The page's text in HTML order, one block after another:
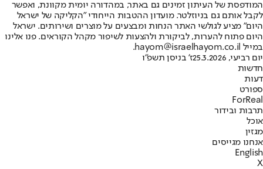
המודפסת של העיתון זמינים גם באתר, במהדורה יומית מקוונת, ואפשר
לקבל אותם גם בניוזלטר. מועדון ההטבות הייחודי "הקליקה של ישראל
היום" מציע לגולשי האתר הנחות ומבצעים על מוצרים ושירותים. ישראל
היום פתוח להערות, לביקורת ולהצעות לשיפור מקהל הקוראים. פנו אלינו
במייל hayom@israelhayom.co.il.
יום רביעי, 25.3.2026
ז' בניסן תשפ"ו
חדשות
דעות
ספורט
ForReal
תרבות ובידור
אוכל
מגזין
אנחנו מגייסים
English
X